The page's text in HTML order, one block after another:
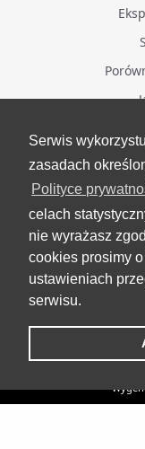
Serwis
zasadach
Polityce
celach
nie wyrażasz
cookies prosimy
ustawieniach
serwisu.